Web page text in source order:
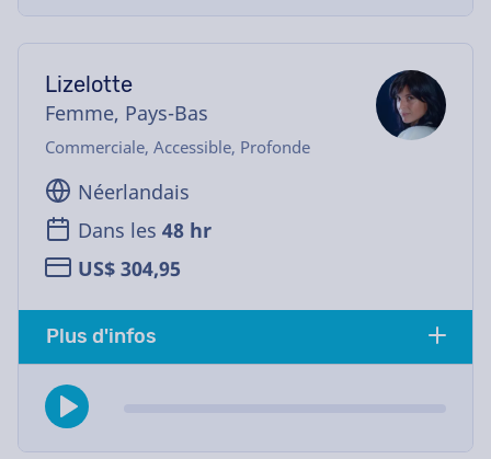
Lizelotte
Femme, Pays-Bas
Commerciale, Accessible, Profonde
Néerlandais
Dans les 48 hr
US$ 304,95
Plus d'infos